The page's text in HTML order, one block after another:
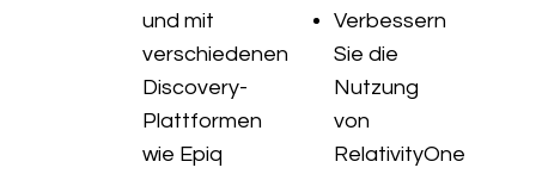
und mit
verschiedenen
Discovery-
Plattformen
wie Epiq
Verbessern
Sie die
Nutzung
von
RelativityOne